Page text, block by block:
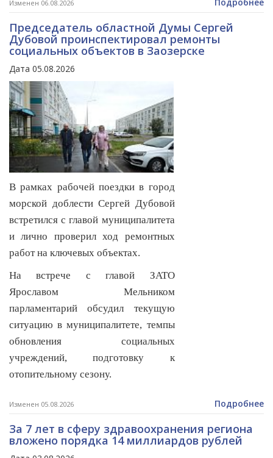
Изменен 06.08.2026
Председатель областной Думы Сергей
Дубовой проинспектировал ремонты
социальных объектов в Заозерске
Дата 05.08.2026
В рамках рабочей поездки в город
морской доблести Сергей Дубовой
встретился с главой муниципалитета
и лично проверил ход ремонтных
работ на ключевых объектах.
На встрече с главой ЗАТО
Ярославом Мельником
парламентарий обсудил текущую
ситуацию в муниципалитете, темпы
обновления социальных
учреждений, подготовку к
отопительному сезону.
Изменен 05.08.2026 Подробнее
За 7 лет в сферу здравоохранения региона
вложено порядка 14 миллиардов рублей